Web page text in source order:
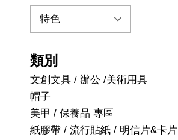
類別
文創文具 / 辦公 /美術用具
帽子
美甲 / 保養品 專區
紙膠帶 / 流行貼紙 / 明信片&卡片